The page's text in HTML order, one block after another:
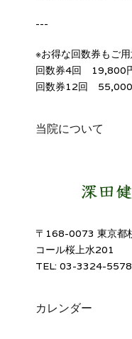
---
※お得な回数券もご
回数券4回 19,800円
回数券12回 55,000
当院について
〒168-0073 東京都
コール桜上水201
TEL: 03-3324-5578
カレンダー